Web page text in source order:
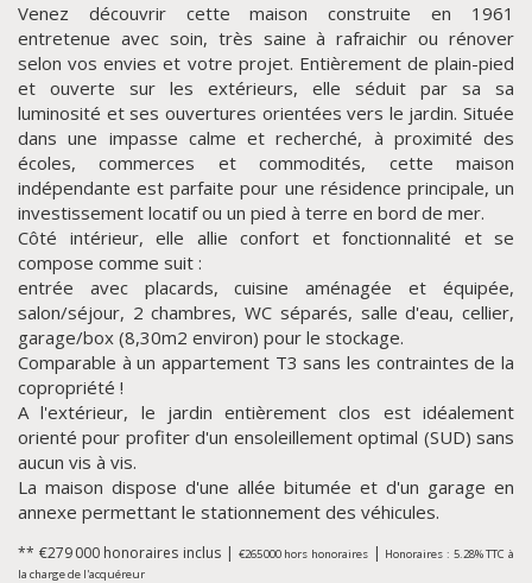
CLIQUER ICI POUR AGRANDIR
Venez découvrir cette maison construite en 1961
entretenue avec soin, très saine à rafraichir ou rénover
selon vos envies et votre projet. Entièrement de plain-pied
et ouverte sur les extérieurs, elle séduit par sa sa
luminosité et ses ouvertures orientées vers le jardin. Située
dans une impasse calme et recherché, à proximité des
écoles, commerces et commodités, cette maison
indépendante est parfaite pour une résidence principale, un
investissement locatif ou un pied à terre en bord de mer.
Côté intérieur, elle allie confort et fonctionnalité et se
compose comme suit :
entrée avec placards, cuisine aménagée et équipée,
salon/séjour, 2 chambres, WC séparés, salle d'eau, cellier,
garage/box (8,30m2 environ) pour le stockage.
Comparable à un appartement T3 sans les contraintes de la
copropriété !
A l'extérieur, le jardin entièrement clos est idéalement
orienté pour profiter d'un ensoleillement optimal (SUD) sans
aucun vis à vis.
La maison dispose d'une allée bitumée et d'un garage en
annexe permettant le stationnement des véhicules.
** €279 000 honoraires inclus | €265 000 hors honoraires| Honoraires : 5.28% TTC à
la charge de l'acquéreur